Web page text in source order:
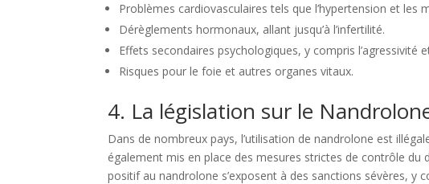
Problèmes cardiovasculaires tels que l’hypertension et les
Dérèglements hormonaux, allant jusqu’à l’infertilité.
Effets secondaires psychologiques, y compris l’agressivité
Risques pour le foie et autres organes vitaux.
4. La législation sur le
Dans de nombreux pays, l’utilisation de nandrolone est
également mis en place des mesures strictes de contrôle
positif au nandrolone s’exposent à des sanctions sévères, y